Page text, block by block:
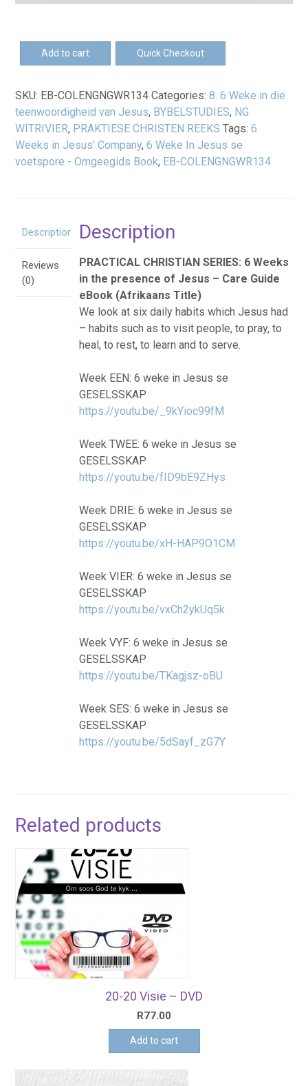
6
in
die
teenwoordigheid
van
Jesus
quantity
Add to cart Quick Checkout
SKU: EB-COLENGNGWR134 Categories: 8. 6 Weke in die
teenwoordigheid van Jesus, BYBELSTUDIES, NG
WITRIVIER, PRAKTIESE CHRISTEN REEKS Tags: 6
Weeks in Jesus' Company, 6 Weke In Jesus se
voetspore - Omgeegids Book, EB-COLENGNGWR134
Description
Reviews
(0)
Description
PRACTICAL CHRISTIAN SERIES: 6 Weeks
in the presence of Jesus – Care Guide
eBook (Afrikaans Title)
We look at six daily habits which Jesus had
– habits such as to visit people, to pray, to
heal, to rest, to learn and to serve.
Week EEN: 6 weke in Jesus se
GESELSSKAP
https://youtu.be/_9kYioc99fM
Week TWEE: 6 weke in Jesus se
GESELSSKAP
https://youtu.be/fID9bE9ZHys
Week DRIE: 6 weke in Jesus se
GESELSSKAP
https://youtu.be/xH-HAP9O1CM
Week VIER: 6 weke in Jesus se
GESELSSKAP
https://youtu.be/vxCh2ykUq5k
Week VYF: 6 weke in Jesus se
GESELSSKAP
https://youtu.be/TKagjsz-oBU
Week SES: 6 weke in Jesus se
GESELSSKAP
https://youtu.be/5dSayf_zG7Y
Related products
20-20 Visie – DVD
R77.00
Add to cart